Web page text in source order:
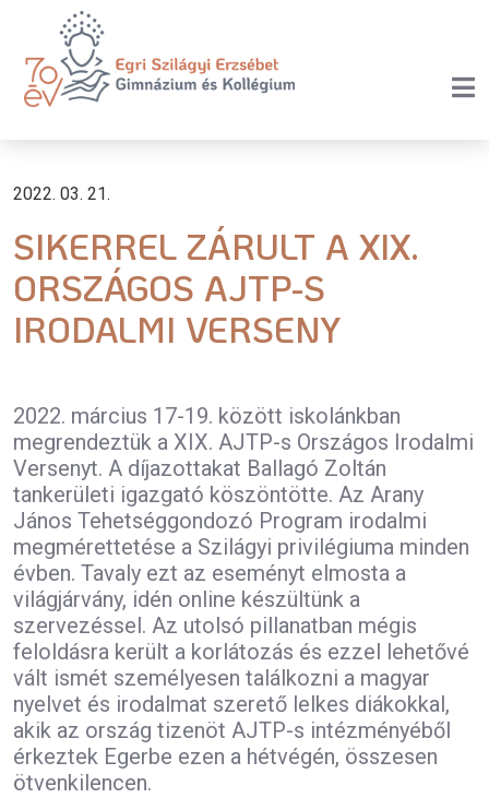
2022. 03. 21.
SIKERREL ZÁRULT A XIX.
ORSZÁGOS AJTP-S
IRODALMI VERSENY
2022. március 17-19. között iskolánkban
megrendeztük a XIX. AJTP-s Országos Irodalmi
Versenyt. A díjazottakat Ballagó Zoltán
tankerületi igazgató köszöntötte. Az Arany
János Tehetséggondozó Program irodalmi
megmérettetése a Szilágyi privilégiuma minden
évben. Tavaly ezt az eseményt elmosta a
világjárvány, idén online készültünk a
szervezéssel. Az utolsó pillanatban mégis
feloldásra került a korlátozás és ezzel lehetővé
vált ismét személyesen találkozni a magyar
nyelvet és irodalmat szerető lelkes diákokkal,
akik az ország tizenöt AJTP-s intézményéből
érkeztek Egerbe ezen a hétvégén, összesen
ötvenkilencen.